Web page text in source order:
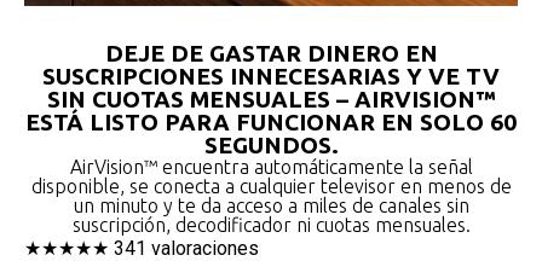
DEJE DE GASTAR DINERO EN
SUSCRIPCIONES INNECESARIAS Y VE TV
SIN CUOTAS MENSUALES – AIRVISION™
ESTÁ LISTO PARA FUNCIONAR EN SOLO 60
SEGUNDOS.
AirVision™ encuentra automáticamente la señal
disponible, se conecta a cualquier televisor en menos de
un minuto y te da acceso a miles de canales sin
suscripción, decodificador ni cuotas mensuales.
★★★★★ 341 valoraciones